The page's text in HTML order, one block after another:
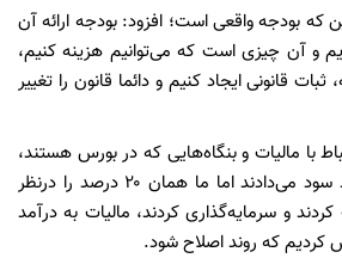
که بودجه واقعی است؛ افزود: بودجه ارائه آن
و آن چیزی است که می‌توانیم هزینه کنیم،
قانونی ایجاد کنیم و دائما قانون را تغییر
با مالیات و بنگاه‌هایی که در بورس هستند،
طبق قانون باید ۲۵ درصد سود می‌دادند اما ما همان ۲۰ درصد را درنظر
و سرمایه‌گذاری کردند، مالیات به درآمد
کردیم که روند اصلاح شود.